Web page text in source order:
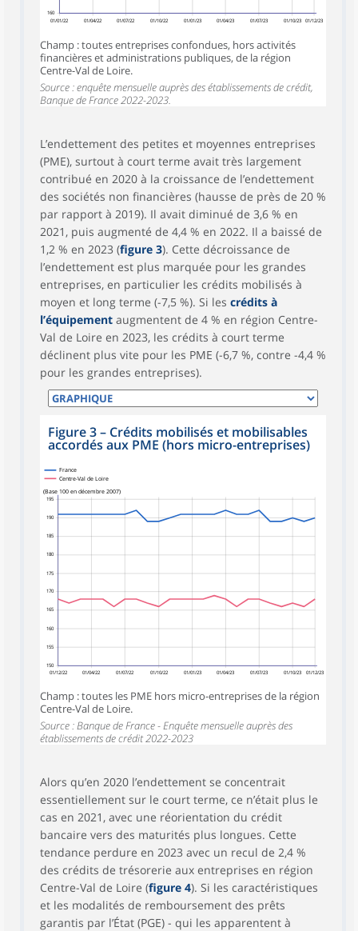
160
01/01/22
01/04/22 01/07/22 01/10/22 01/01/23 01/04/23 01/07/23 01/10/23 01/12/23
Champ : toutes entreprises confondues, hors activités
financières et administrations publiques, de la région
Centre-Val de Loire.
Source : enquête mensuelle auprès des établissements de crédit,
Banque de France 2022-2023.
L’endettement des petites et moyennes entreprises
(PME), surtout à court terme avait très largement
contribué en 2020 à la croissance de l’endettement
des sociétés non financières (hausse de près de 20 %
par rapport à 2019). Il avait diminué de 3,6 % en
2021, puis augmenté de 4,4 % en 2022. Il a baissé de
1,2 % en 2023 (figure 3). Cette décroissance de
l’endettement est plus marquée pour les grandes
entreprises, en particulier les crédits mobilisés à
moyen et long terme (-7,5 %). Si les crédits à
l’équipement augmentent de 4 % en région Centre-
Val de Loire en 2023, les crédits à court terme
déclinent plus vite pour les PME (-6,7 %, contre -4,4 %
pour les grandes entreprises).
Figure 3– Crédits mobilisés et mobilisables
accordés aux PME (hors micro-entreprises)
150
155
160
165
170
175
180
185
190
195
(Base 100 en décembre 2007)
01/12/22 01/04/22 01/07/22 01/10/22 01/01/23 01/04/23 01/07/23 01/10/23 01/12/23
France
Centre-Val de Loire
Champ : toutes les PME hors micro-entreprises de la région
Centre-Val de Loire.
Source : Banque de France - Enquête mensuelle auprès des
établissements de crédit 2022-2023
Alors qu’en 2020 l’endettement se concentrait
essentiellement sur le court terme, ce n’était plus le
cas en 2021, avec une réorientation du crédit
bancaire vers des maturités plus longues. Cette
tendance perdure en 2023 avec un recul de 2,4 %
des crédits de trésorerie aux entreprises en région
Centre-Val de Loire (figure 4). Si les caractéristiques
et les modalités de remboursement des prêts
garantis par l’État (PGE) - qui les apparentent à